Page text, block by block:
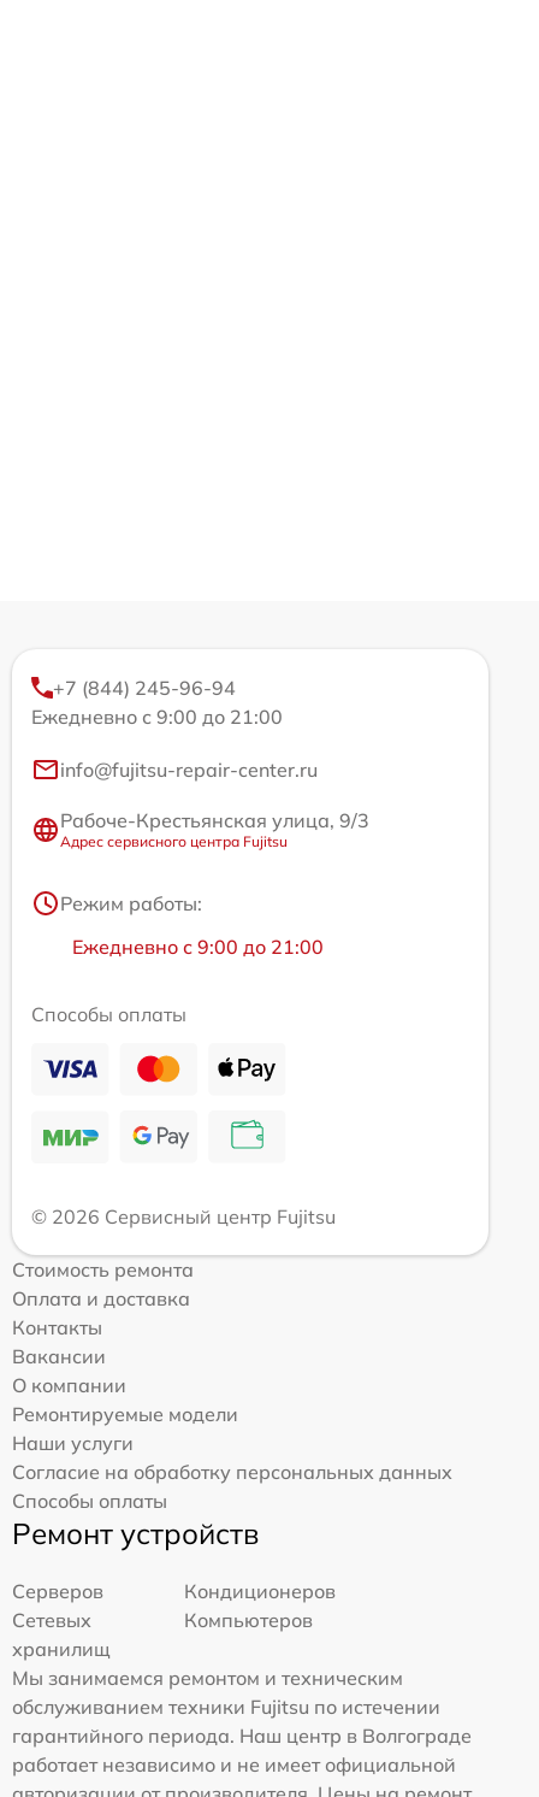
+7 (844) 245-96-94
Ежедневно с 9:00 до 21:00
info@fujitsu-repair-center.ru
Рабоче-Крестьянская улица, 9/3
Адрес сервисного центра Fujitsu
Режим работы:
Ежедневно с 9:00 до 21:00
Способы оплаты
© 2026 Сервисный центр Fujitsu
Стоимость ремонта
Оплата и доставка
Контакты
Вакансии
О компании
Ремонтируемые модели
Наши услуги
Согласие на обработку персональных данных
Способы оплаты
Ремонт устройств
Серверов
Кондиционеров
Сетевых
хранилищ
Компьютеров
Мы занимаемся ремонтом и техническим
обслуживанием техники Fujitsu по истечении
гарантийного периода. Наш центр в Волгограде
работает независимо и не имеет официальной